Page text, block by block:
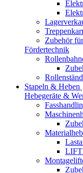
Zubehör
Fördertechnik
Stapeln & Heben
Hebegeräte &